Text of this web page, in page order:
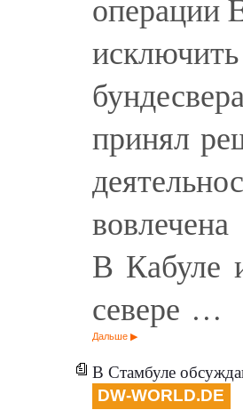
операции
принял
В Кабуле
севере …
Дальше
В Стамбуле
DW-WORLD.DE